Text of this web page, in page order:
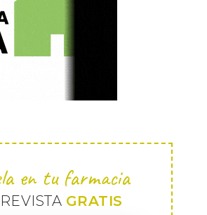
en tu farmacia
GRATIS